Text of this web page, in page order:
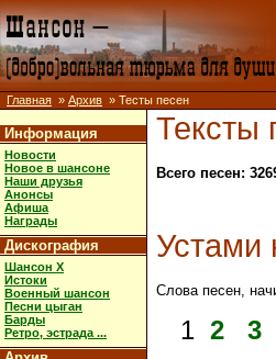
Главная » Архив » Тесты песен
Информация
Новости
Новое в шансоне
Наши друзья
Анонсы
Афиша
Награды
Дискография
Шансон X
Истоки
Военный шансон
Песни цыган
Барды
Ретро, эстрада ...
Тексты
Всего песен:
Устами
Слова песен,
1 2 3